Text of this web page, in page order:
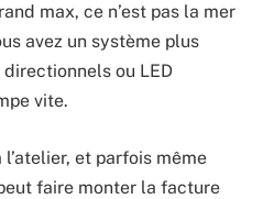
max, ce n’est pas la mer
avez un système plus
ou LED
vite.
et parfois même
faire monter la facture